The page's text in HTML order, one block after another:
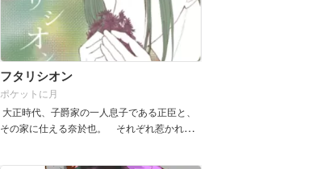
フタリシオン
ポケットに月
大正時代、子爵家の一人息子である正臣と、
その家に仕える奈於也。 それぞれ惹かれて